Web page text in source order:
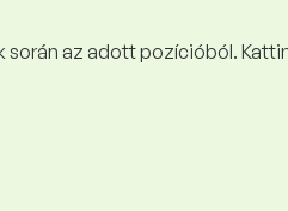
az adott pozícióból.